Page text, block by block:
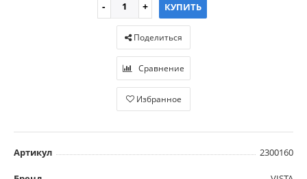
КУПИТЬ
Поделиться
Сравнение
Избранное
Артикул 2300160